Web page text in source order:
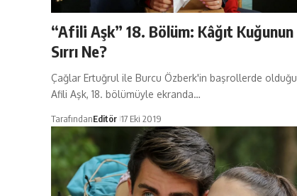
“Afili Aşk” 18. Bölüm: Kâğıt Kuğunun
Sırrı Ne?
Çağlar Ertuğrul ile Burcu Özberk'in başrollerde olduğu
Afili Aşk, 18. bölümüyle ekranda…
TarafındanEditör 17 Eki 2019